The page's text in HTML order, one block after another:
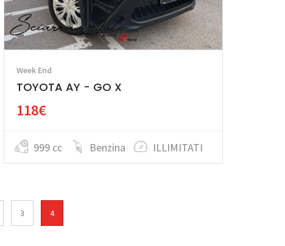
Week End
TOYOTA AY - GO X
118€
999 cc Benzina ILLIMITATI
3 4